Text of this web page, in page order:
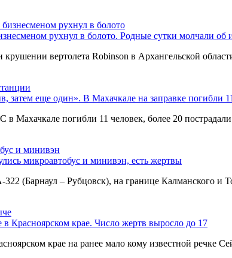
рухнул в болото. Родные сутки молчали об
крушении вертолета Robinson в Архангельской
затем еще один». В Махачкале на заправке погибли
Махачкале погибли 11 человек, более 20
микроавтобус и минивэн, есть жертвы
(Барнаул – Рубцовск), на границе Калманского и
в Красноярском крае. Число жертв выросло до 17
крае на ранее мало кому известной речке